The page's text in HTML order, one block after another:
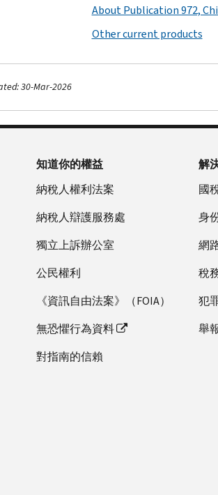
About Publication 972,
Other current products
30-Mar-2026
知道你的權益
納稅人權利法案
納稅人辯護服務處
獨立上訴辦公室
公民權利
《資訊自由法案》（FOIA）
無恐懼行為資料
對指南的信賴
解
國
身
網
稅
犯
舉